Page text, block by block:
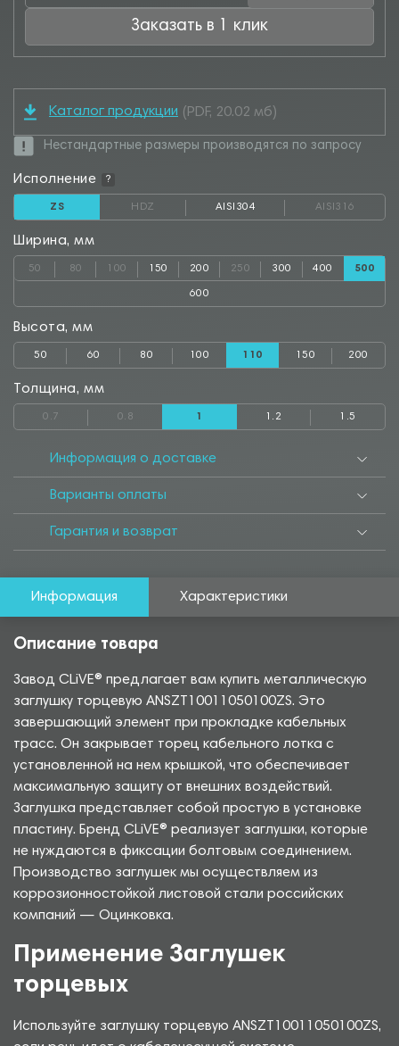
Заказать в 1 клик
Каталог продукции (PDF, 20.02 мб)
Нестандартные размеры производятся по запросу
Исполнение ?
ZS HDZ AISI304 AISI316
Ширина, мм
50 80 100 150 200 250 300 400 500
600
Высота, мм
50 60 80 100 110 150 200
Толщина, мм
0.7 0.8 1 1.2 1.5
Информация о доставке
Варианты оплаты
Гарантия и возврат
Информация Характеристики
Описание товара
Завод CLiVE® предлагает вам купить металлическую
заглушку торцевую ANSZT10011050100ZS. Это
завершающий элемент при прокладке кабельных
трасс. Он закрывает торец кабельного лотка с
установленной на нем крышкой, что обеспечивает
максимальную защиту от внешних воздействий.
Заглушка представляет собой простую в установке
пластину. Бренд CLiVE® реализует заглушки, которые
не нуждаются в фиксации болтовым соединением.
Производство заглушек мы осуществляем из
коррозионностойкой листовой стали российских
компаний — Оцинковка.
Применение Заглушек
торцевых
Используйте заглушку торцевую ANSZT10011050100ZS,